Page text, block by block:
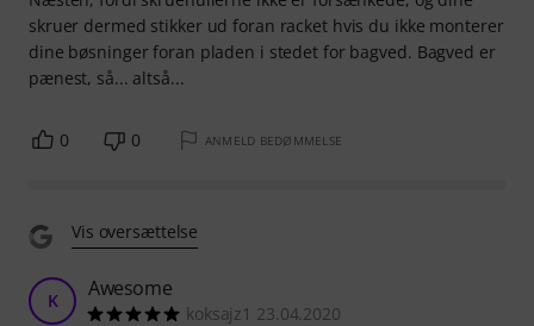
skruer dermed stikker ud foran racket hvis du ikke monterer
dine bøsninger foran pladen i stedet for bagved. Bagved er
pænest, så... altså...
0 0 ANMELD BEDØMMELSE
Vis oversættelse
K Awesome
koksajz1 23.04.2020